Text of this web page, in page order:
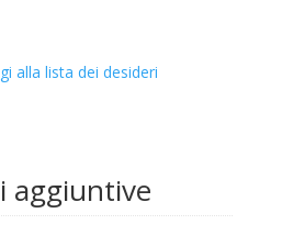
alla lista dei desideri
aggiuntive